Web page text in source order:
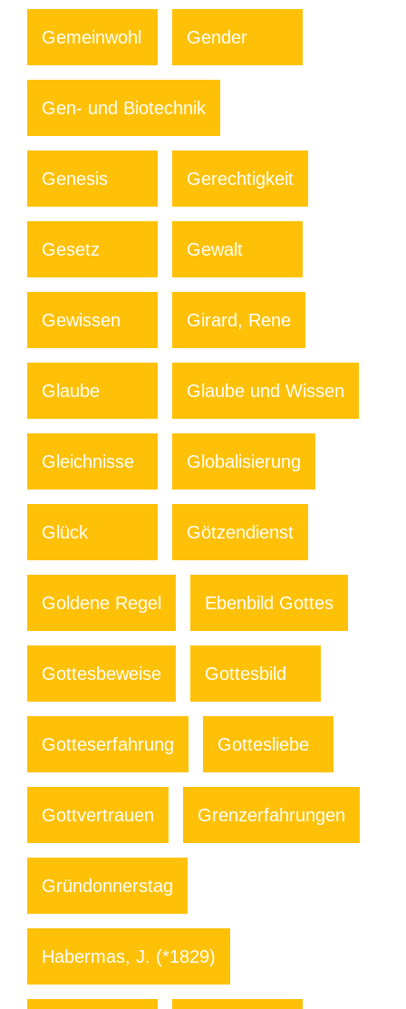
Gemeinwohl Gender
Gen- und Biotechnik
Genesis Gerechtigkeit
Gesetz Gewalt
Gewissen Girard, Rene
Glaube Glaube und Wissen
Gleichnisse Globalisierung
Glück Götzendienst
Goldene Regel Ebenbild Gottes
Gottesbeweise Gottesbild
Gotteserfahrung Gottesliebe
Gottvertrauen Grenzerfahrungen
Gründonnerstag
Habermas, J. (*1829)